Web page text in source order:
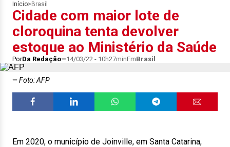
Início> Brasil
Cidade com maior lote de
cloroquina tenta devolver
estoque ao Ministério da Saúde
PorDa Redação 14/03/22 - 10h27minEmBrasil
Foto: AFP
Em 2020, o município de Joinville, em Santa Catarina,